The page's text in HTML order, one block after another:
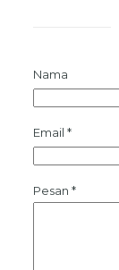
Nama
Email *
Pesan *